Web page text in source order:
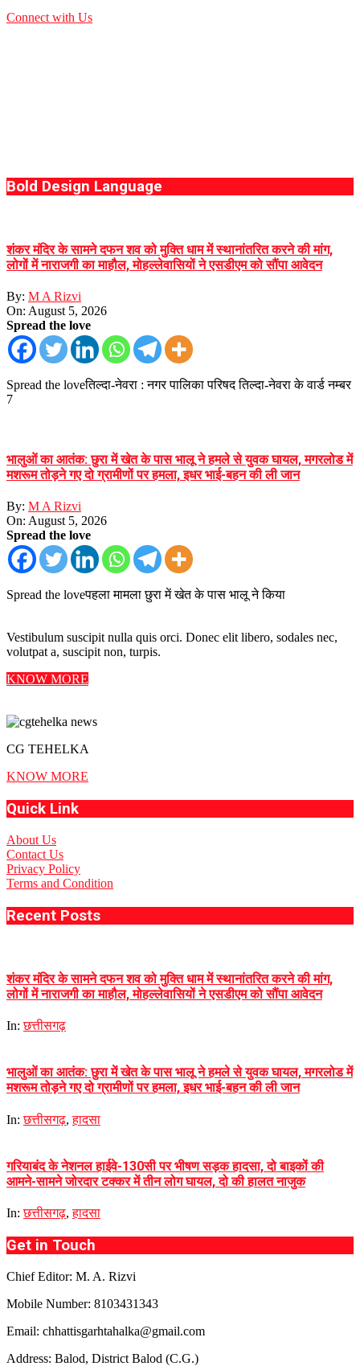
Connect with Us
Bold Design Language
शंकर मंदिर के सामने दफन शव को मुक्ति धाम में स्थानांतरित करने की मांग,
लोगों में नाराजगी का माहौल, मोहल्लेवासियों ने एसडीएम को सौंपा आवेदन
By: M A Rizvi
On: August 5, 2026
Spread the love
Spread the loveतिल्दा-नेवरा : नगर पालिका परिषद तिल्दा-नेवरा के वार्ड नम्बर
7
भालुओं का आतंक: छुरा में खेत के पास भालू ने हमले से युवक घायल, मगरलोड में
मशरूम तोड़ने गए दो ग्रामीणों पर हमला, इधर भाई-बहन की ली जान
By: M A Rizvi
On: August 5, 2026
Spread the love
Spread the loveपहला मामला छुरा में खेत के पास भालू ने किया
Vestibulum suscipit nulla quis orci. Donec elit libero, sodales nec,
volutpat a, suscipit non, turpis.
KNOW MORE
CG TEHELKA
KNOW MORE
Quick Link
About Us
Contact Us
Privacy Policy
Terms and Condition
Recent Posts
शंकर मंदिर के सामने दफन शव को मुक्ति धाम में स्थानांतरित करने की मांग,
लोगों में नाराजगी का माहौल, मोहल्लेवासियों ने एसडीएम को सौंपा आवेदन
In: छत्तीसगढ़
भालुओं का आतंक: छुरा में खेत के पास भालू ने हमले से युवक घायल, मगरलोड में
मशरूम तोड़ने गए दो ग्रामीणों पर हमला, इधर भाई-बहन की ली जान
In: छत्तीसगढ़,हादसा
गरियाबंद के नेशनल हाईवे-130सी पर भीषण सड़क हादसा, दो बाइकों की
आमने-सामने जोरदार टक्कर में तीन लोग घायल, दो की हालत नाजुक
In: छत्तीसगढ़,हादसा
Get in Touch
Chief Editor: M. A. Rizvi
Mobile Number: 8103431343
Email: chhattisgarhtahalka@gmail.com
Address: Balod, District Balod (C.G.)